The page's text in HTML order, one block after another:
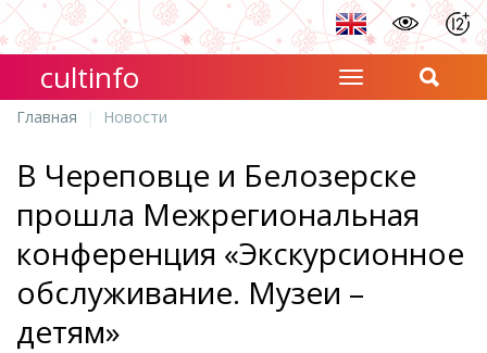
cultinfo
Главная Новости
В Череповце и Белозерске
прошла Межрегиональная
конференция «Экскурсионное
обслуживание. Музеи –
детям»